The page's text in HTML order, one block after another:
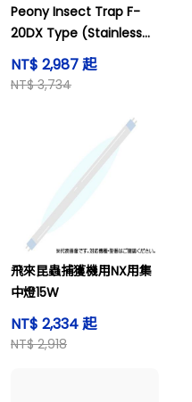
Peony Insect Trap F-
20DX Type (Stainless
Steel) and others
NT$ 2,987 起
NT$ 3,734
飛來昆蟲捕獲機用NX用集
中燈15W
NT$ 2,334 起
NT$ 2,918